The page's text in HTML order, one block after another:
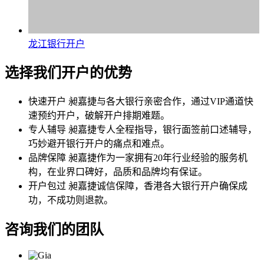
龙江银行开户
选择我们开户的优势
快速开户 昶嘉捷与各大银行亲密合作，通过VIP通道快
速预约开户，破解开户排期难题。
专人辅导 昶嘉捷专人全程指导，银行面签前口述辅导，
巧妙避开银行开户的痛点和难点。
品牌保障 昶嘉捷作为一家拥有20年行业经验的服务机
构，在业界口碑好，品质和品牌均有保证。
开户包过 昶嘉捷诚信保障，香港各大银行开户确保成
功，不成功则退款。
咨询我们的团队